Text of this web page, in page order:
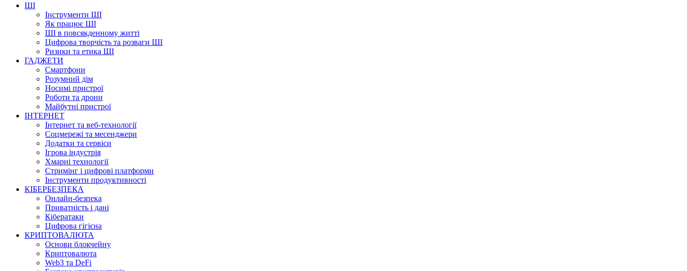
ШІ
Інструменти ШІ
Як працює ШІ
ШІ в повсякденному житті
Цифрова творчість та розваги ШІ
Ризики та етика ШІ
ГАДЖЕТИ
Смартфони
Розумний дім
Носимі пристрої
Роботи та дрони
Майбутні пристрої
ІНТЕРНЕТ
Інтернет та веб-технології
Соцмережі та месенджери
Додатки та сервіси
Ігрова індустрія
Хмарні технології
Стримінг і цифрові платформи
Інструменти продуктивності
КІБЕРБЕЗПЕКА
Онлайн-безпека
Приватність і дані
Кібератаки
Цифрова гігієна
КРИПТОВАЛЮТА
Основи блокчейну
Криптовалюта
Web3 та DeFi